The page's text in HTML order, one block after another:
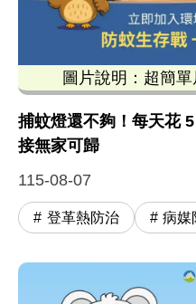
圖片說明：超簡
捕蚊燈還不夠！每天花
接無家可歸
115-08-07
登革熱防治 病媒